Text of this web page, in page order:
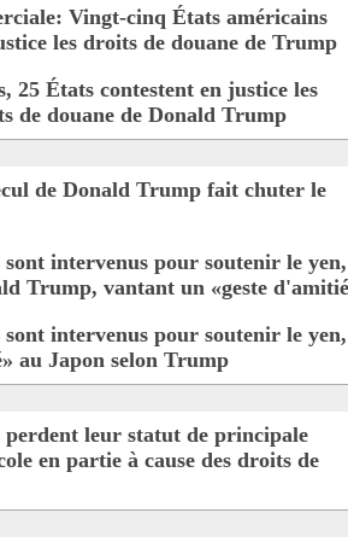
Vingt-cinq États américains
les droits de douane de Trump
25 États contestent en justice les
de douane de Donald Trump
de Donald Trump fait chuter le
intervenus pour soutenir le yen,
Trump, vantant un «geste
intervenus pour soutenir le
au Japon selon Trump
perdent leur statut de principale
en partie à cause des droits de